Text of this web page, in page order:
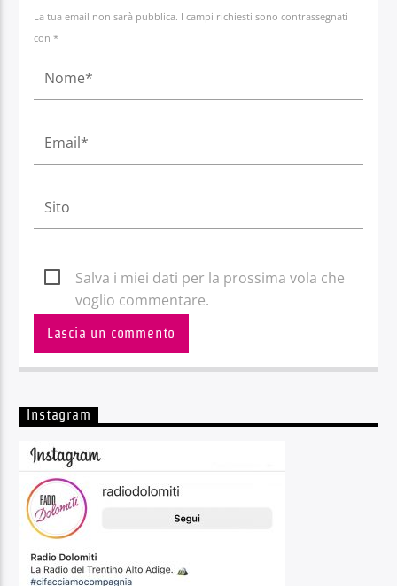
La tua email non sarà pubblica. I campi richiesti sono contrassegnati
con *
Salva i miei dati per la prossima vola che
voglio commentare.
Instagram